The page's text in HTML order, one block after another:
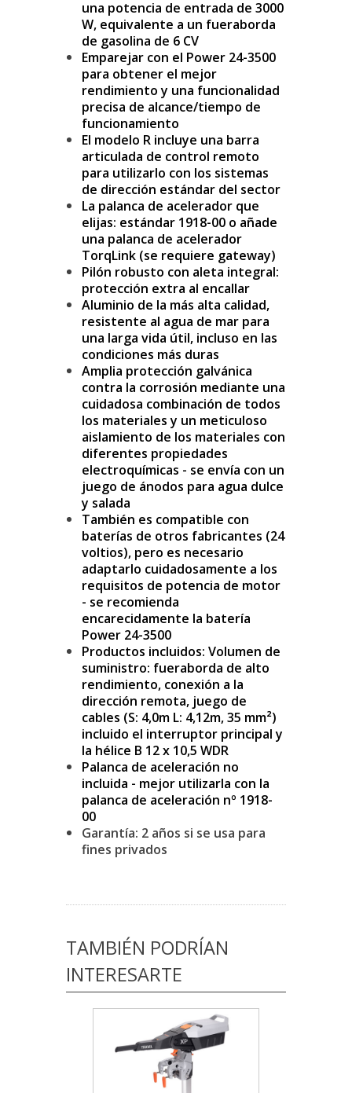
una potencia de entrada de 3000
W, equivalente a un fueraborda
de gasolina de 6 CV
Emparejar con el Power 24-3500
para obtener el mejor
rendimiento y una funcionalidad
precisa de alcance/tiempo de
funcionamiento
El modelo R incluye una barra
articulada de control remoto
para utilizarlo con los sistemas
de dirección estándar del sector
La palanca de acelerador que
elijas: estándar 1918-00 o añade
una palanca de acelerador
TorqLink (se requiere gateway)
Pilón robusto con aleta integral:
protección extra al encallar
Aluminio de la más alta calidad,
resistente al agua de mar para
una larga vida útil, incluso en las
condiciones más duras
Amplia protección galvánica
contra la corrosión mediante una
cuidadosa combinación de todos
los materiales y un meticuloso
aislamiento de los materiales con
diferentes propiedades
electroquímicas - se envía con un
juego de ánodos para agua dulce
y salada
También es compatible con
baterías de otros fabricantes (24
voltios), pero es necesario
adaptarlo cuidadosamente a los
requisitos de potencia de motor
- se recomienda
encarecidamente la batería
Power 24-3500
Productos incluidos: Volumen de
suministro: fueraborda de alto
rendimiento, conexión a la
dirección remota, juego de
cables (S: 4,0m L: 4,12m, 35 mm²)
incluido el interruptor principal y
la hélice B 12 x 10,5 WDR
Palanca de aceleración no
incluida - mejor utilizarla con la
palanca de aceleración nº 1918-
00
Garantía: 2 años si se usa para
fines privados
TAMBIÉN PODRÍAN
INTERESARTE